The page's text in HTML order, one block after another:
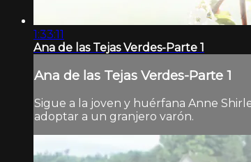
1:33:11
Ana de las Tejas Verdes-Parte 1
Ana de las Tejas Verdes-Parte 1
Sigue a la joven y huérfana Anne
adoptar a un granjero varón.